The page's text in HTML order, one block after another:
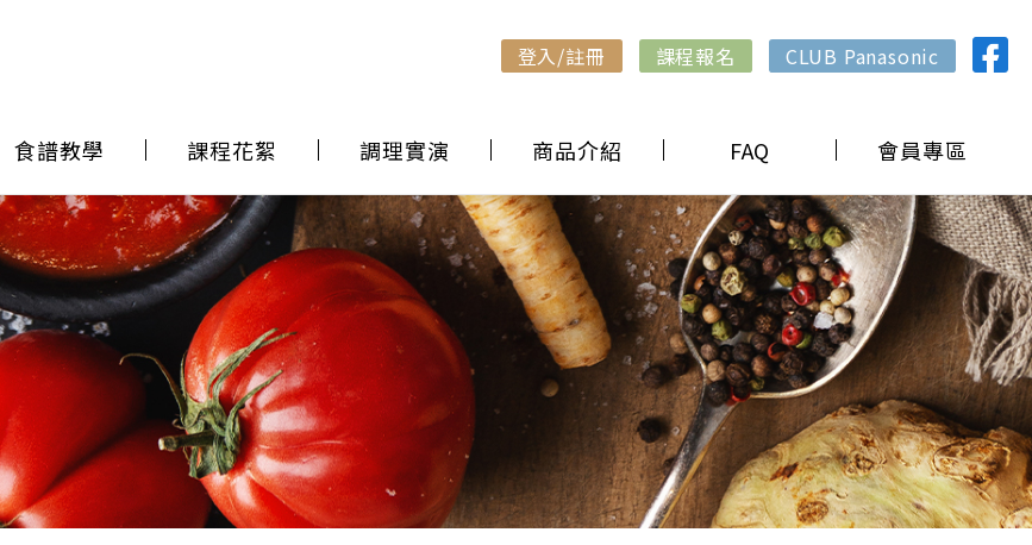
登入/註冊 課程報名 CLUB Panasonic
食譜教學 課程花絮 調理實演 商品介紹 FAQ 會員專區